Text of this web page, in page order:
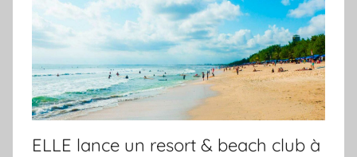
ELLE lance un resort & beach club à